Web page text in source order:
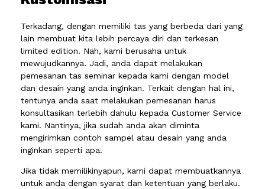
Terkadang, dengan memiliki tas yang berbeda dari yang
lain membuat kita lebih percaya diri dan terkesan
limited edition. Nah, kami berusaha untuk
mewujudkannya. Jadi, anda dapat melakukan
pemesanan tas seminar kepada kami dengan model
dan desain yang anda inginkan. Terkait dengan hal ini,
tentunya anda saat melakukan pemesanan harus
konsultasikan terlebih dahulu kepada Customer Service
kami. Nantinya, jika sudah anda akan diminta
mengirimkan contoh sampel atau desain yang anda
inginkan seperti apa.
Jika tidak memilikinyapun, kami dapat membuatkannya
untuk anda dengan syarat dan ketentuan yang berlaku.